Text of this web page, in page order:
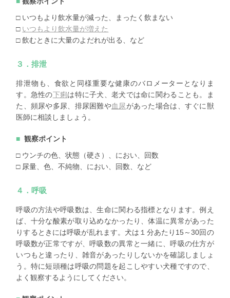
□ いつもより飲水量が減った、まったく飲まない
□ いつもより飲水量が増えた
□ 飲むときに大量のよだれが出る、など
３．排泄
排泄物も、食欲と同様重要な健康のバロメーターとなりま
す。急性の下痢は特に子犬、老犬では命に関わることも。ま
た、頻尿や多尿、排尿困難や血尿があった場合は、すぐに獣
医師に相談しましょう。
観察ポイント
□ ウンチの色、状態（硬さ）、におい、回数
□ 尿量、色、不純物、におい、回数、など
４．呼吸
呼吸の方法や呼吸数は、生命に関わる指標となります。例え
ば、十分な酸素が取り込めなかったり、体温に異常があった
りするときには呼吸が乱れます。犬は１分あたり15～30回の
呼吸数が正常ですが、呼吸数の異常と一緒に、呼吸の仕方が
いつもと違ったり、雑音があったりしないかを確認しましょ
う。特に短頭種は呼吸の問題を起こしやすい犬種ですので、
よく観察するようにしてください。